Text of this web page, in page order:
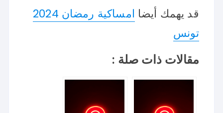
قد يهمك أيضا
امساكية رمضان 2024
تونس
مقالات ذات صلة :